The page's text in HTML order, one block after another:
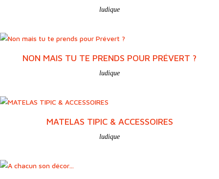
ludique
NON MAIS TU TE PRENDS POUR PRÉVERT ?
ludique
MATELAS TIPIC & ACCESSOIRES
ludique